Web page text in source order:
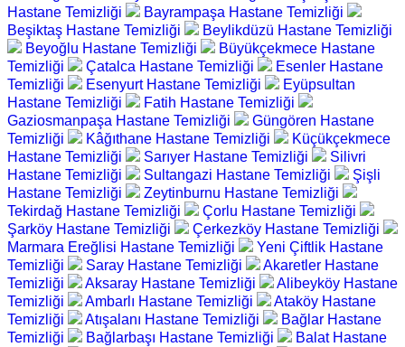
Hastane Temizliği
Bayrampaşa Hastane Temizliği
Beşiktaş Hastane Temizliği
Beylikdüzü Hastane Temizliği
Beyoğlu Hastane Temizliği
Büyükçekmece Hastane
Temizliği
Çatalca Hastane Temizliği
Esenler Hastane
Temizliği
Esenyurt Hastane Temizliği
Eyüpsultan
Hastane Temizliği
Fatih Hastane Temizliği
Gaziosmanpaşa Hastane Temizliği
Güngören Hastane
Temizliği
Kâğıthane Hastane Temizliği
Küçükçekmece
Hastane Temizliği
Sarıyer Hastane Temizliği
Silivri
Hastane Temizliği
Sultangazi Hastane Temizliği
Şişli
Hastane Temizliği
Zeytinburnu Hastane Temizliği
Tekirdağ Hastane Temizliği
Çorlu Hastane Temizliği
Şarköy Hastane Temizliği
Çerkezköy Hastane Temizliği
Marmara Ereğlisi Hastane Temizliği
Yeni Çiftlik Hastane
Temizliği
Saray Hastane Temizliği
Akaretler Hastane
Temizliği
Aksaray Hastane Temizliği
Alibeyköy Hastane
Temizliği
Ambarlı Hastane Temizliği
Ataköy Hastane
Temizliği
Atışalanı Hastane Temizliği
Bağlar Hastane
Temizliği
Bağlarbaşı Hastane Temizliği
Balat Hastane